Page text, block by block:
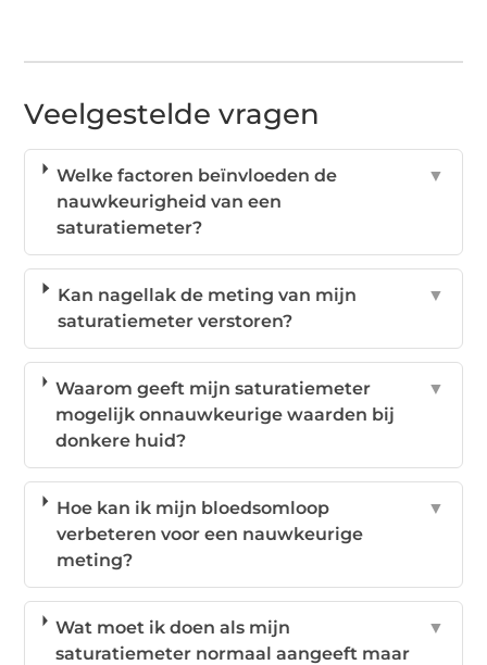
Veelgestelde vragen
Welke factoren beïnvloeden de
nauwkeurigheid van een
saturatiemeter?
▼
Kan nagellak de meting van mijn
saturatiemeter verstoren?
▼
Waarom geeft mijn saturatiemeter
mogelijk onnauwkeurige waarden bij
donkere huid?
▼
Hoe kan ik mijn bloedsomloop
verbeteren voor een nauwkeurige
meting?
▼
Wat moet ik doen als mijn
saturatiemeter normaal aangeeft maar
▼